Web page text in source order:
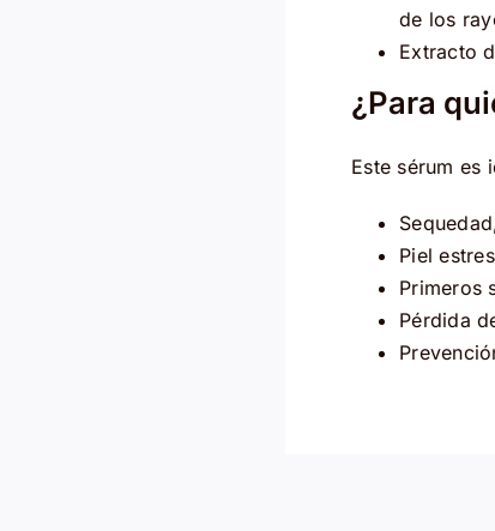
de los
Extracto
¿Para
Este sérum es
Piel
Primeros
Pérdida